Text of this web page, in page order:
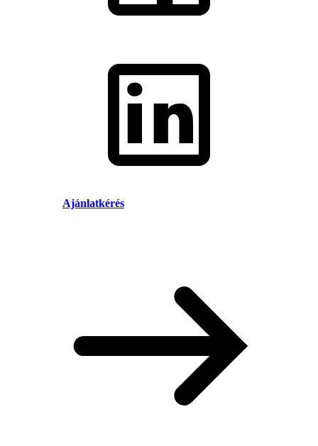
Ajánlatkérés